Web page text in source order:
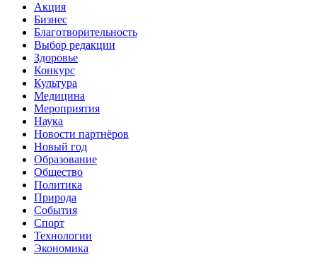
Акция
Бизнес
Благотворительность
Выбор редакции
Здоровье
Конкурс
Культура
Медицина
Мероприятия
Наука
Новости партнёров
Новый год
Образование
Общество
Политика
Природа
События
Спорт
Технологии
Экономика